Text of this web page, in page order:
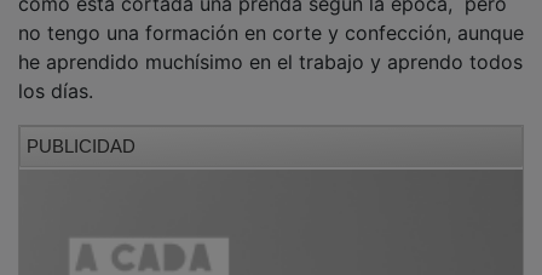
no tengo una formación en corte y confección, aunque
he aprendido muchísimo en el trabajo y aprendo todos
los días.